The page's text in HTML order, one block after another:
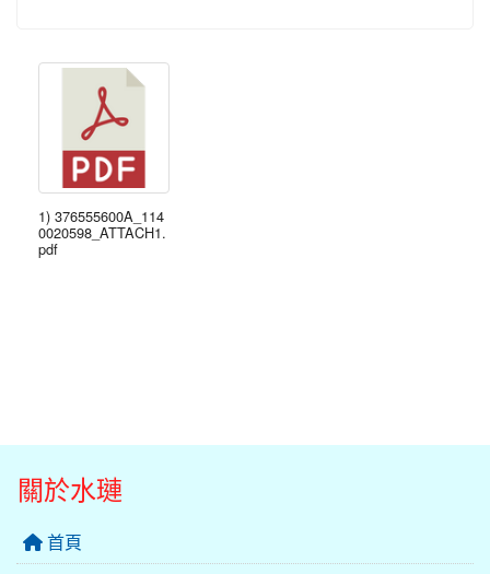
1) 376555600A_114
0020598_ATTACH1.
pdf
關於水璉
首頁